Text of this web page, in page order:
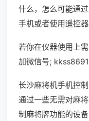
什么，怎么可能通
手机或者使用遥控器
若你在仪器使用上
加微信号; kkss8691
长沙麻将机手机控
通过一些无需对麻
制麻将牌功能的设备